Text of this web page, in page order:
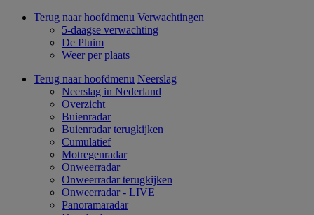
Terug naar hoofdmenu Verwachtingen
5-daagse verwachting
De Pluim
Weer per plaats
Terug naar hoofdmenu Neerslag
Neerslag in Nederland
Overzicht
Buienradar
Buienradar terugkijken
Cumulatief
Motregenradar
Onweerradar
Onweerradar terugkijken
Onweerradar - LIVE
Panoramaradar